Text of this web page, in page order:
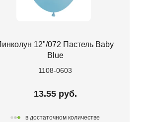
12"/072 Пастель Baby
Blue
1108-0603
13.55 руб.
в достаточном количестве